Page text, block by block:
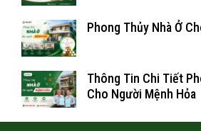
Phong Thủy Nhà Ở
Thông Tin Chi Tiết
Cho Người Mệnh Hỏa